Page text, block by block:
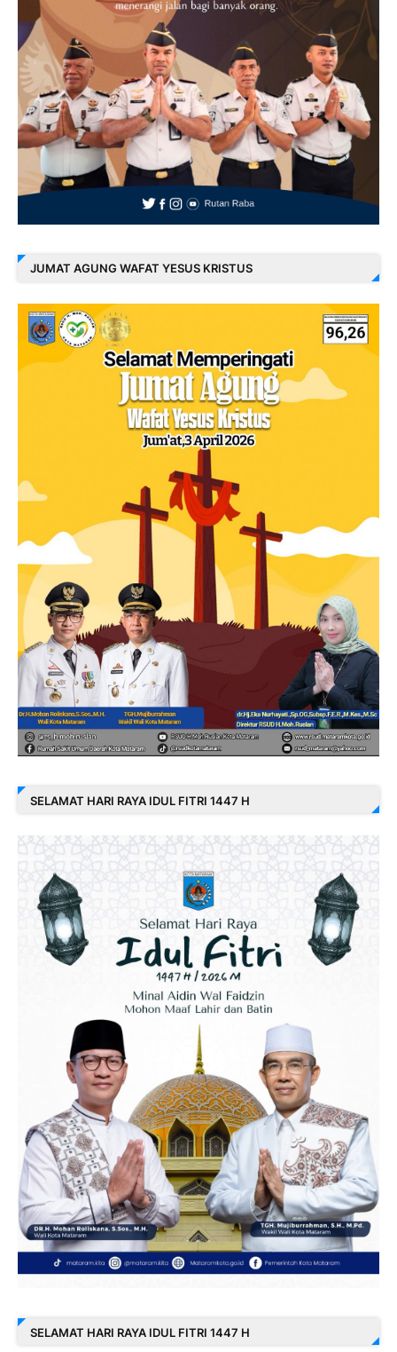
JUMAT AGUNG WAFAT YESUS KRISTUS
SELAMAT HARI RAYA IDUL FITRI 1447 H
SELAMAT HARI RAYA IDUL FITRI 1447 H